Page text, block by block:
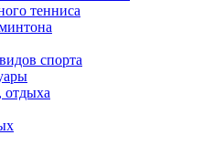
тенниса
спорта
отдыха